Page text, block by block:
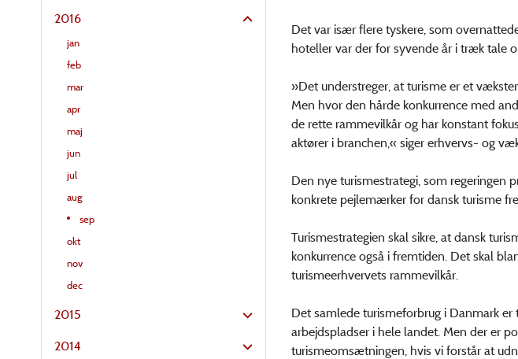
2016
jan
feb
mar
apr
maj
jun
jul
aug
sep
okt
nov
dec
2015
2014
Det var især flere tyskere, som
hoteller var der for syvende år i træk tale
»Det understreger, at turisme er et
Men hvor den hårde konkurrence med
de rette rammevilkår og har konstant
aktører i branchen,« siger erhvervs- og
Den nye turismestrategi, som regeringen
konkrete pejlemærker for dansk turisme
Turismestrategien skal sikre, at dansk
konkurrence også i fremtiden. Det skal
turismeerhvervets rammevilkår.
Det samlede turismeforbrug i Danmark
arbejdspladser i hele landet. Men der er
turismeomsætningen, hvis vi forstår at